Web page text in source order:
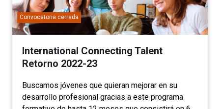
International Connecting Talent
Retorno 2022-23
Convocatoria cerrada
Buscamos jóvenes que quieran mejorar en su
desarrollo profesional gracias a este programa